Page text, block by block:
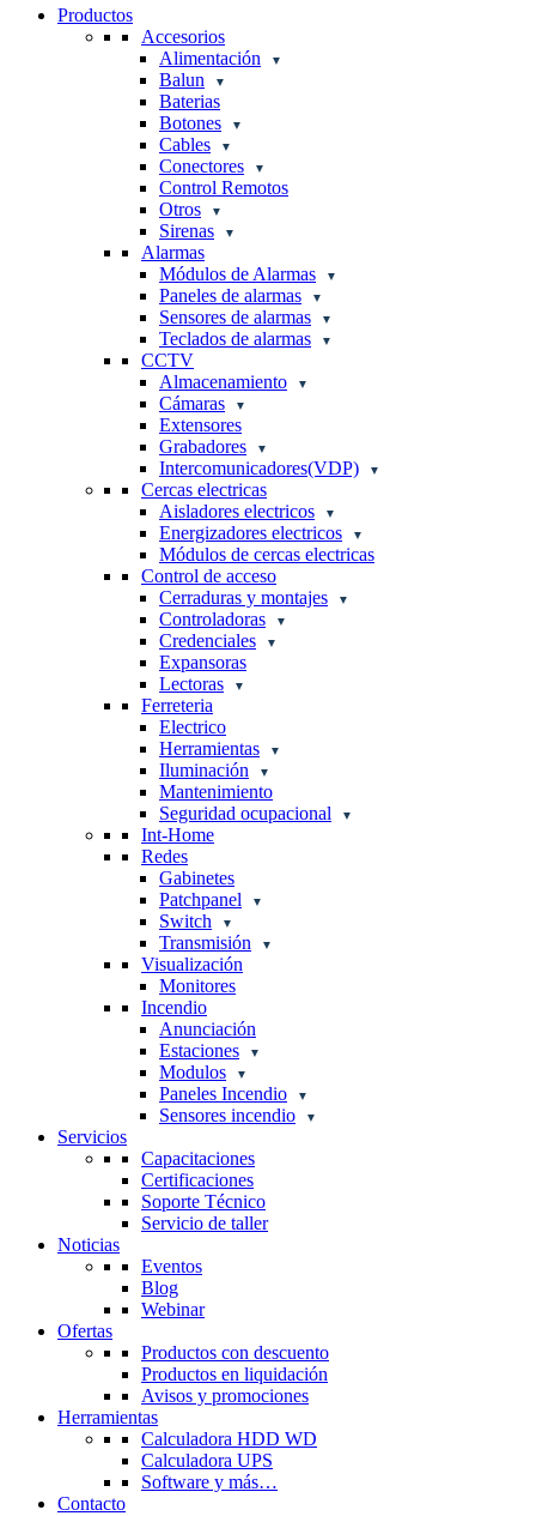
Productos
Accesorios
Alimentación
Balun
Baterias
Botones
Cables
Conectores
Control Remotos
Otros
Sirenas
Alarmas
Módulos de Alarmas
Paneles de alarmas
Sensores de alarmas
Teclados de alarmas
CCTV
Almacenamiento
Cámaras
Extensores
Grabadores
Intercomunicadores(VDP)
Cercas electricas
Aisladores electricos
Energizadores electricos
Módulos de cercas electricas
Control de acceso
Cerraduras y montajes
Controladoras
Credenciales
Expansoras
Lectoras
Ferreteria
Electrico
Herramientas
Iluminación
Mantenimiento
Seguridad ocupacional
Int-Home
Redes
Gabinetes
Patchpanel
Switch
Transmisión
Visualización
Monitores
Incendio
Anunciación
Estaciones
Modulos
Paneles Incendio
Sensores incendio
Servicios
Capacitaciones
Certificaciones
Soporte Técnico
Servicio de taller
Noticias
Eventos
Blog
Webinar
Ofertas
Productos con descuento
Productos en liquidación
Avisos y promociones
Herramientas
Calculadora HDD WD
Calculadora UPS
Software y más…
Contacto